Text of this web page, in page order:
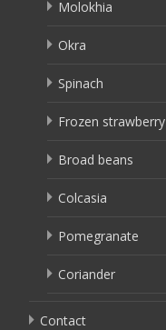
Molokhia
Okra
Spinach
Frozen strawberry
Broad beans
Colcasia
Pomegranate
Coriander
Contact